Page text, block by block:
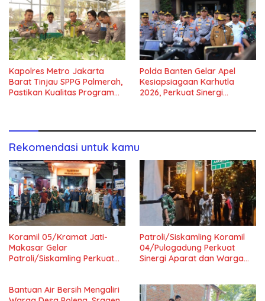
Kapolres Metro Jakarta
Barat Tinjau SPPG Palmerah,
Pastikan Kualitas Program
Polda Banten Gelar Apel
Kesiapsiagaan Karhutla
2026, Perkuat Sinergi
Rekomendasi untuk kamu
Koramil 05/Kramat Jati-
Makasar Gelar
Patroli/Siskamling Perkuat
Patroli/Siskamling Koramil
04/Pulogadung Perkuat
Sinergi Aparat dan Warga
Bantuan Air Bersih Mengaliri